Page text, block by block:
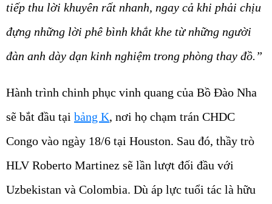
tiếp thu lời khuyên rất nhanh, ngay cả khi phải chịu
đựng những lời phê bình khắt khe từ những người
đàn anh dày dạn kinh nghiệm trong phòng thay đồ.”
Hành trình chinh phục vinh quang của Bồ Đào Nha
sẽ bắt đầu tại bảng K, nơi họ chạm trán CHDC
Congo vào ngày 18/6 tại Houston. Sau đó, thầy trò
HLV Roberto Martinez sẽ lần lượt đối đầu với
Uzbekistan và Colombia. Dù áp lực tuổi tác là hữu